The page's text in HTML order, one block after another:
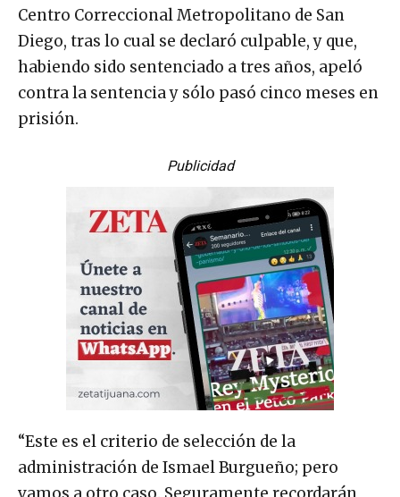
Centro Correccional Metropolitano de San
Diego, tras lo cual se declaró culpable, y que,
habiendo sido sentenciado a tres años, apeló
contra la sentencia y sólo pasó cinco meses en
prisión.
Publicidad
“Este es el criterio de selección de la
administración de Ismael Burgueño; pero